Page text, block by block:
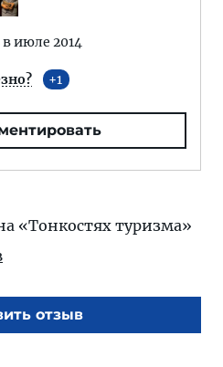
июле 2014
1
«Тонкостях туризма»
отзыв